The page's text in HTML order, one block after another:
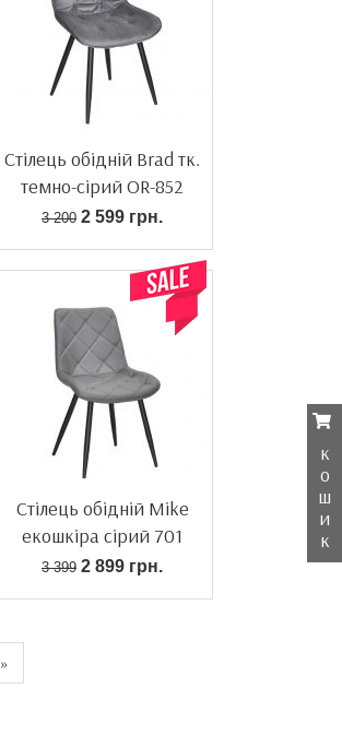
Стілець обідній Brad тк.
темно-сірий OR-852
3 200 2 599 грн.
Стілець обідній Mike
екошкіра сірий 701
3 399 2 899 грн.
»
к
о
ш
и
к